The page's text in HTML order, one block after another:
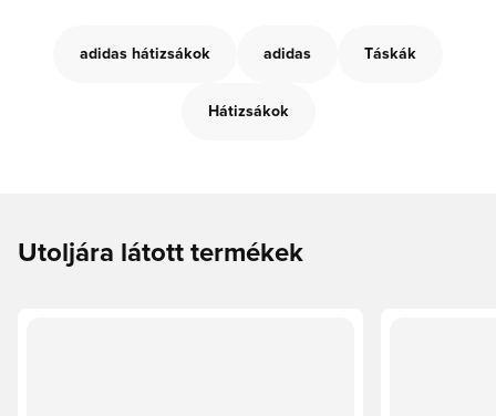
adidas hátizsákok adidas Táskák
Hátizsákok
Utoljára látott termékek